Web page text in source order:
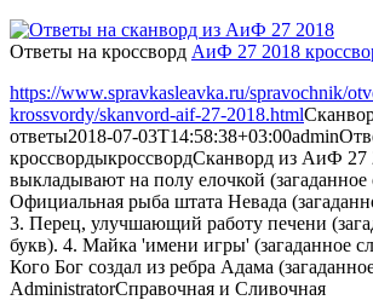
Ответы на кроссворд АиФ 27 2018
https://www.spravkasleavka.ru/spravochnik/
krossvordy/skanvord-aif-27-2018.html
ответы2018-07-03T14:58:38+03:00admin
кроссвордыкроссвордСканворд из АиФ 27
выкладывают на полу елочкой (загаданное
Официальная рыба штата Невада
3. Перец, улучшающий работу печени
букв). 4. Майка 'имени игры' (загаданное
Кого Бог создал из ребра Адама
AdministratorСправочная и Сливочная